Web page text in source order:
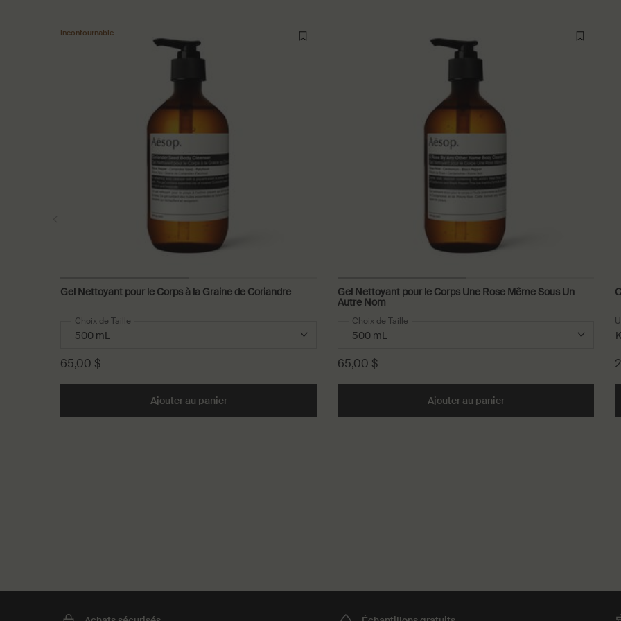
Incontournable
Gel Nettoyant pour le Corps à la Graine de Coriandre
Choix de Taille
65,00 $
Ajouter au panierAdd the Gel Nettoyant pour le Corps à la Graine de Coriandre to cart
Gel Nettoyant pour le Corps Une Rose Même Sous Un
Autre Nom
Choix de Taille
65,00 $
Ajouter au panierAdd the Gel Nettoyant